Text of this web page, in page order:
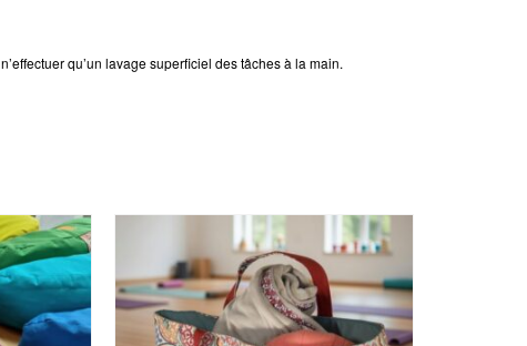
qu’un lavage superficiel des tâches à la main.